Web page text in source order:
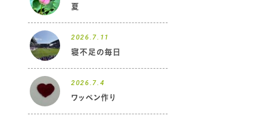
夏
2026.7.11
寝不足の毎日
2026.7.4
ワッペン作り